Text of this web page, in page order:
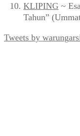
KLIPING ~
Tahun”
Tweets by